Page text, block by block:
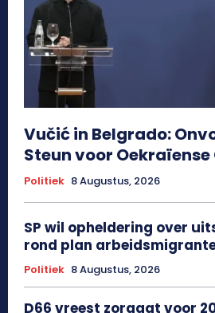
Vučić in Belgrado:
Steun voor Oekraïense
Politiek 8 Augustus, 2026
SP wil opheldering over
rond plan
Politiek 8 Augustus, 2026
D66 vreest zorggat voor